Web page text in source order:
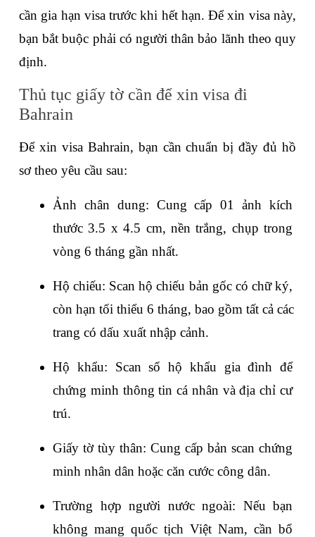
cần gia hạn visa trước khi hết hạn. Để xin visa này,
bạn bắt buộc phải có người thân bảo lãnh theo quy
định.
Thủ tục giấy tờ cần để xin visa đi
Bahrain
Để xin visa Bahrain, bạn cần chuẩn bị đầy đủ hồ
sơ theo yêu cầu sau:
Ảnh chân dung: Cung cấp 01 ảnh kích
thước 3.5 x 4.5 cm, nền trắng, chụp trong
vòng 6 tháng gần nhất.
Hộ chiếu: Scan hộ chiếu bản gốc có chữ ký,
còn hạn tối thiểu 6 tháng, bao gồm tất cả các
trang có dấu xuất nhập cảnh.
Hộ khẩu: Scan sổ hộ khẩu gia đình để
chứng minh thông tin cá nhân và địa chỉ cư
trú.
Giấy tờ tùy thân: Cung cấp bản scan chứng
minh nhân dân hoặc căn cước công dân.
Trường hợp người nước ngoài: Nếu bạn
không mang quốc tịch Việt Nam, cần bổ